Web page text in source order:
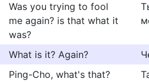
Was you trying to fool
me again? is that what it
was?
What is it? Again?
Ping-Cho, what's that?